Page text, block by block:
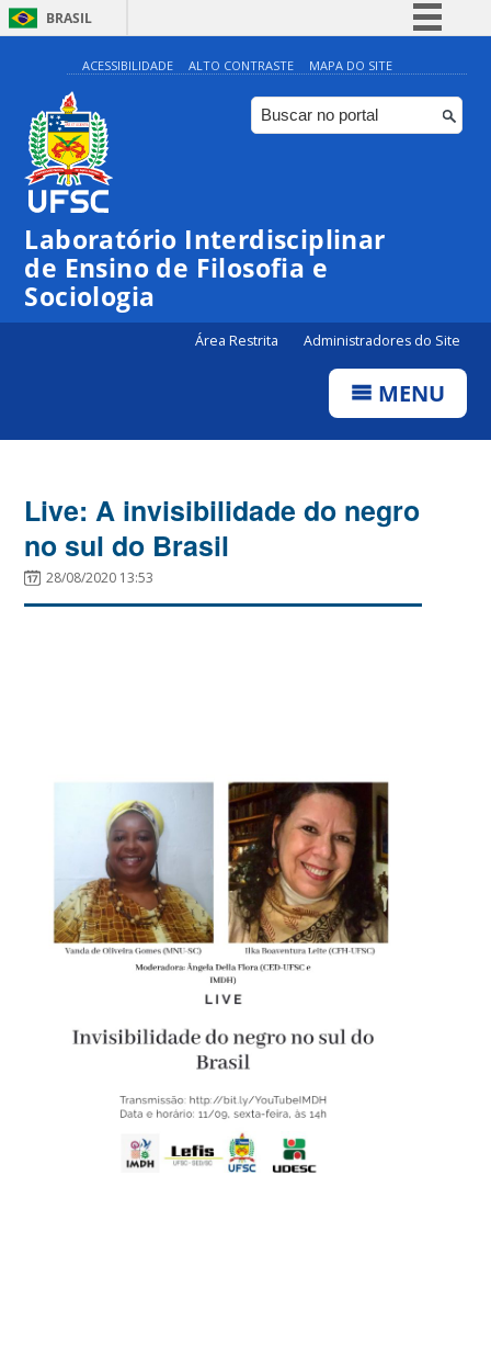
BRASIL
Simplifique!
Comunica BR
Participe
Canais
ACESSIBILIDADE ALTO CONTRASTE MAPA DO SITE
Laboratório Interdisciplinar
de Ensino de Filosofia e
Sociologia
Área Restrita Administradores do Site
MENU
Live: A invisibilidade do negro
no sul do Brasil
28/08/2020 13:53